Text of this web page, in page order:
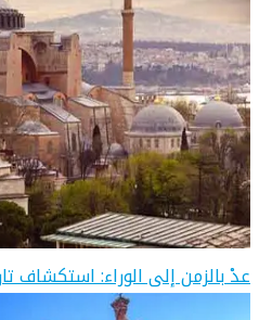
عدْ بالزمن إلى الوراء: استكشاف